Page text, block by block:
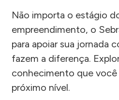
Não importa o estágio
empreendimento, o
para apoiar sua jornada
fazem a diferença.
conhecimento que você
próximo nível.